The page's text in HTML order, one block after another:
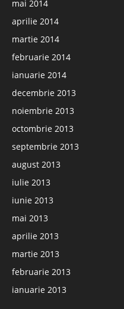
mai 2014
aprilie 2014
martie 2014
februarie 2014
ianuarie 2014
decembrie 2013
noiembrie 2013
octombrie 2013
septembrie 2013
august 2013
iulie 2013
iunie 2013
mai 2013
aprilie 2013
martie 2013
februarie 2013
ianuarie 2013